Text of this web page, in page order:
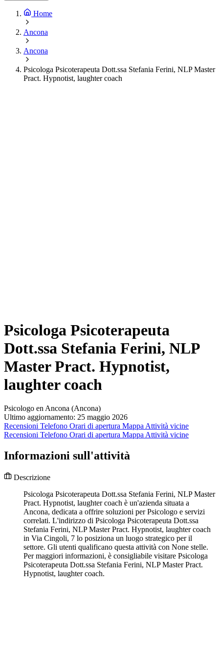
Home
Ancona
Ancona
Psicologa Psicoterapeuta Dott.ssa Stefania Ferini, NLP Master
Pract. Hypnotist, laughter coach
Psicologa Psicoterapeuta
Dott.ssa Stefania Ferini, NLP
Master Pract. Hypnotist,
laughter coach
Psicologo en Ancona (Ancona)
Ultimo aggiornamento: 25 maggio 2026
Recensioni Telefono Orari di apertura Mappa Attività vicine
Recensioni Telefono Orari di apertura Mappa Attività vicine
Informazioni sull'attività
Descrizione
Psicologa Psicoterapeuta Dott.ssa Stefania Ferini, NLP Master
Pract. Hypnotist, laughter coach è un'azienda situata a
Ancona, dedicata a offrire soluzioni per Psicologo e servizi
correlati. L'indirizzo di Psicologa Psicoterapeuta Dott.ssa
Stefania Ferini, NLP Master Pract. Hypnotist, laughter coach
in Via Cingoli, 7 lo posiziona un luogo strategico per il
settore. Gli utenti qualificano questa attività con None stelle.
Per maggiori informazioni, è consigliabile visitare Psicologa
Psicoterapeuta Dott.ssa Stefania Ferini, NLP Master Pract.
Hypnotist, laughter coach.